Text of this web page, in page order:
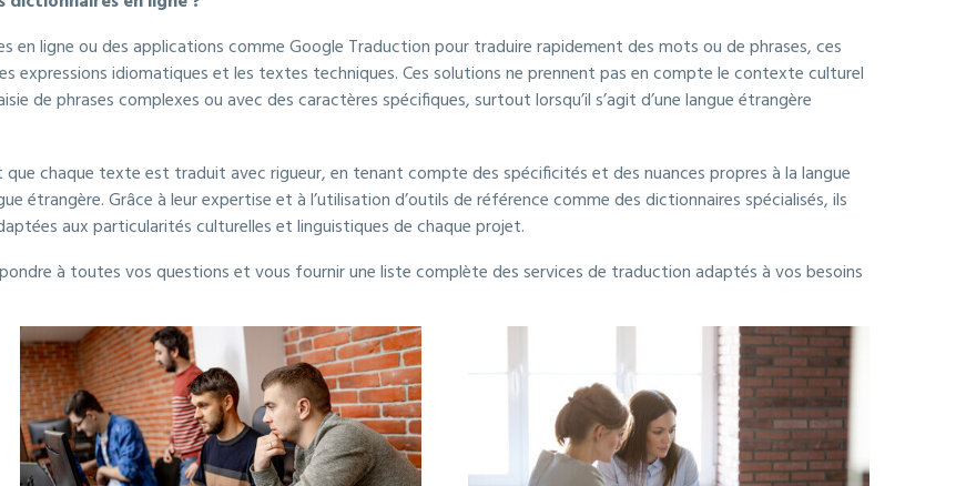
ligne ou des applications comme Google Traduction pour traduire rapidement des mots ou de phrases, ces
expressions idiomatiques et les textes techniques. Ces solutions ne prennent pas en compte le contexte culturel
de phrases complexes ou avec des caractères spécifiques, surtout lorsqu’il s’agit d’une langue étrangère
que chaque texte est traduit avec rigueur, en tenant compte des spécificités et des nuances propres à la langue
étrangère. Grâce à leur expertise et à l’utilisation d’outils de référence comme des dictionnaires spécialisés, ils
aux particularités culturelles et linguistiques de chaque projet.
à toutes vos questions et vous fournir une liste complète des services de traduction adaptés à vos besoins